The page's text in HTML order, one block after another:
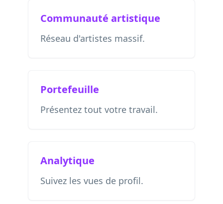
Communauté artistique
Réseau d'artistes massif.
Portefeuille
Présentez tout votre travail.
Analytique
Suivez les vues de profil.